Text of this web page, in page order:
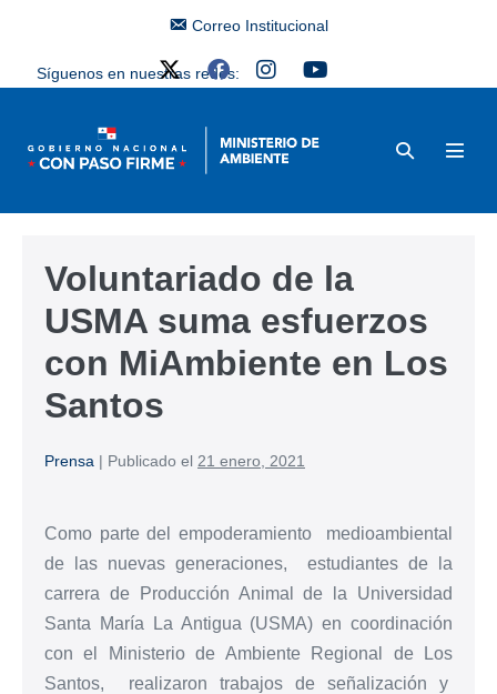
Correo Institucional
Síguenos en nuestras redes:
Voluntariado de la
USMA suma esfuerzos
con MiAmbiente en Los
Santos
Prensa | Publicado el 21 enero, 2021
Como parte del empoderamiento medioambiental
de las nuevas generaciones, estudiantes de la
carrera de Producción Animal de la Universidad
Santa María La Antigua (USMA) en coordinación
con el Ministerio de Ambiente Regional de Los
Santos, realizaron trabajos de señalización y